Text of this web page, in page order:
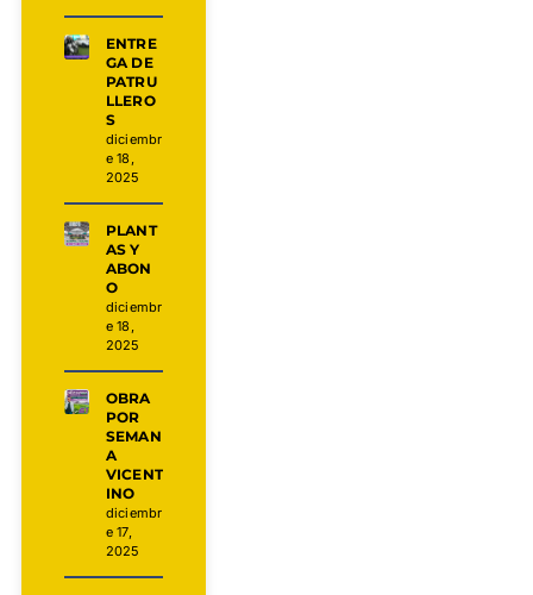
ENTRE
GA DE
PATRU
LLERO
S
diciembr
e 18,
2025
PLANT
AS Y
ABON
O
diciembr
e 18,
2025
OBRA
POR
SEMAN
A
VICENT
INO
diciembr
e 17,
2025